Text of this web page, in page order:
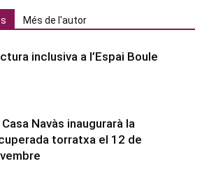
Més de l'autor
inclusiva a l’Espai Boule
Casa Navàs inaugurarà la
torratxa el 12 de